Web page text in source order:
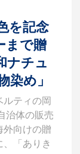
を記念
まで贈
ナチュ
染め」
ルティの岡
治体の販売
外向けの贈
「ありき